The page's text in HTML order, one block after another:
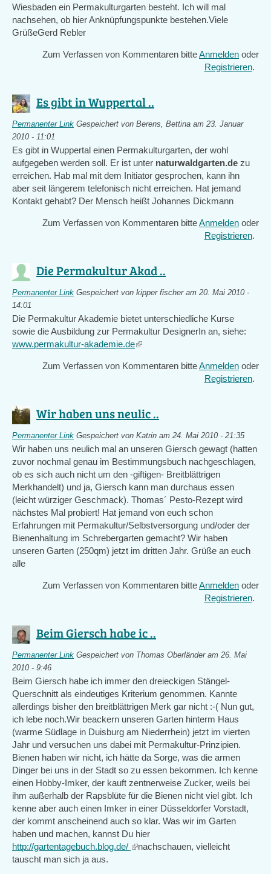
Wiesbaden ein Permakulturgarten besteht. Ich will mal
nachsehen, ob hier Anknüpfungspunkte bestehen.Viele
GrüßeGerd Rebler
Zum Verfassen von Kommentaren bitteAnmelden oder
Registrieren.
Es gibt in Wuppertal ..
Permanenter Link Gespeichert von Berens, Bettina am 23. Januar
2010 - 11:01
Es gibt in Wuppertal einen Permakulturgarten, der wohl
aufgegeben werden soll. Er ist unter naturwaldgarten.de zu
erreichen. Hab mal mit dem Initiator gesprochen, kann ihn
aber seit längerem telefonisch nicht erreichen. Hat jemand
Kontakt gehabt? Der Mensch heißt Johannes Dickmann
Zum Verfassen von Kommentaren bitteAnmelden oder
Registrieren.
Die Permakultur Akad ..
Permanenter Link Gespeichert von kipper fischeram 20. Mai 2010 -
14:01
Die Permakultur Akademie bietet unterschiedliche Kurse
sowie die Ausbildung zur Permakultur DesignerIn an, siehe:
www.permakultur-akademie.de(link
external)
Zum Verfassen von Kommentaren bitteAnmelden oder
Registrieren.
Wir haben uns neulic ..
Permanenter Link Gespeichert von Katrin am 24. Mai 2010 - 21:35
Wir haben uns neulich mal an unseren Giersch gewagt (hatten
zuvor nochmal genau im Bestimmungsbuch nachgeschlagen,
ob es sich auch nicht um den -giftigen- Breitblättrigen
Merkhandelt) und ja, Giersch kann man durchaus essen
(leicht würziger Geschmack). Thomas´ Pesto-Rezept wird
nächstes Mal probiert! Hat jemand von euch schon
Erfahrungen mit Permakultur/Selbstversorgung und/oder der
Bienenhaltung im Schrebergarten gemacht? Wir haben
unseren Garten (250qm) jetzt im dritten Jahr. Grüße an euch
alle
Zum Verfassen von Kommentaren bitteAnmelden oder
Registrieren.
Beim Giersch habe ic ..
Permanenter Link Gespeichert von Thomas Oberländeram 26. Mai
2010 - 9:46
Beim Giersch habe ich immer den dreieckigen Stängel-
Querschnitt als eindeutiges Kriterium genommen. Kannte
allerdings bisher den breitblättrigen Merk gar nicht :-( Nun gut,
ich lebe noch.Wir beackern unseren Garten hinterm Haus
(warme Südlage in Duisburg am Niederrhein) jetzt im vierten
Jahr und versuchen uns dabei mit Permakultur-Prinzipien.
Bienen haben wir nicht, ich hätte da Sorge, was die armen
Dinger bei uns in der Stadt so zu essen bekommen. Ich kenne
einen Hobby-Imker, der kauft zentnerweise Zucker, weils bei
ihm außerhalb der Rapsblüte für die Bienen nicht viel gibt. Ich
kenne aber auch einen Imker in einer Düsseldorfer Vorstadt,
der kommt anscheinend auch so klar. Was wir im Garten
haben und machen, kannst Du hier
http://gartentagebuch.blog.de/ (linknachschauen, vielleicht
tauscht man sich ja aus.